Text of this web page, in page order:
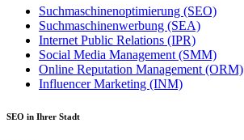
Suchmaschinenoptimierung (SEO)
Suchmaschinenwerbung (SEA)
Internet Public Relations (IPR)
Social Media Management (SMM)
Online Reputation Management (ORM)
Influencer Marketing (INM)
SEO in Ihrer Stadt